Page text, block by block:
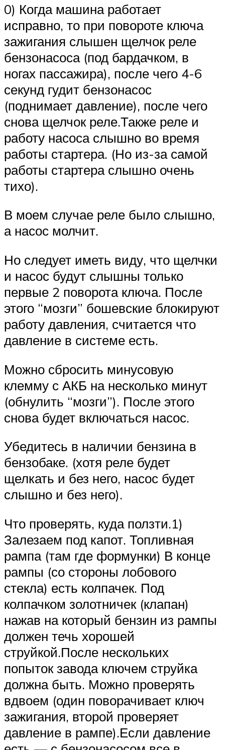
0) Когда машина работает
исправно, то при повороте ключа
зажигания слышен щелчок реле
бензонасоса (под бардачком, в
ногах пассажира), после чего 4-6
секунд гудит бензонасос
(поднимает давление), после чего
снова щелчок реле.Также реле и
работу насоса слышно во время
работы стартера. (Но из-за самой
работы стартера слышно очень
тихо).
В моем случае реле было слышно,
а насос молчит.
Но следует иметь виду, что щелчки
и насос будут слышны только
первые 2 поворота ключа. После
этого “мозги” бошевские блокируют
работу давления, считается что
давление в системе есть.
Можно сбросить минусовую
клемму с АКБ на несколько минут
(обнулить “мозги”). После этого
снова будет включаться насос.
Убедитесь в наличии бензина в
бензобаке. (хотя реле будет
щелкать и без него, насос будет
слышно и без него).
Что проверять, куда ползти.1)
Залезаем под капот. Топливная
рампа (там где формунки) В конце
рампы (со стороны лобового
стекла) есть колпачек. Под
колпачком золотничек (клапан)
нажав на который бензин из рампы
должен течь хорошей
струйкой.После нескольких
попыток завода ключем струйка
должна быть. Можно проверять
вдвоем (один поворачивает ключ
зажигания, второй проверяет
давление в рампе).Если давление